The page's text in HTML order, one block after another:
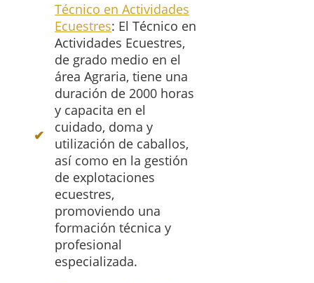
Técnico en Actividades
Ecuestres: El Técnico en
Actividades Ecuestres,
de grado medio en el
área Agraria, tiene una
duración de 2000 horas
y capacita en el
cuidado, doma y
utilización de caballos,
así como en la gestión
de explotaciones
ecuestres,
promoviendo una
formación técnica y
profesional
especializada.